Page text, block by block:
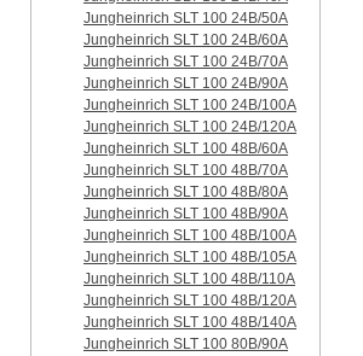
Jungheinrich SLT 100 24B/50A
Jungheinrich SLT 100 24B/60A
Jungheinrich SLT 100 24B/70A
Jungheinrich SLT 100 24B/90A
Jungheinrich SLT 100 24B/100A
Jungheinrich SLT 100 24B/120A
Jungheinrich SLT 100 48B/60A
Jungheinrich SLT 100 48B/70A
Jungheinrich SLT 100 48B/80A
Jungheinrich SLT 100 48B/90A
Jungheinrich SLT 100 48B/100A
Jungheinrich SLT 100 48B/105A
Jungheinrich SLT 100 48B/110A
Jungheinrich SLT 100 48B/120A
Jungheinrich SLT 100 48B/140A
Jungheinrich SLT 100 80B/90A